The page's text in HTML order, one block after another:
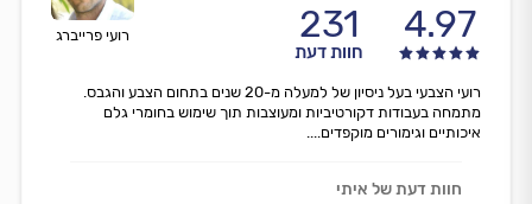
רועי פרייברג 4.97
231
חוות דעת
רועי הצבעי בעל ניסיון של למעלה מ-20 שנים בתחום הצבע והגבס.
מתמחה בעבודות דקורטיביות ומעוצבות תוך שימוש בחומרי גלם
איכותיים וגימורים מוקפדים....
חוות דעת של איתי